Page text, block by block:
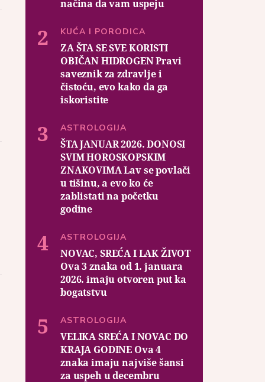
načina da vam uspeju
KUĆA I PORODICA
ZA ŠTA SE SVE KORISTI
OBIČAN HIDROGEN Pravi
saveznik za zdravlje i
čistoću, evo kako da ga
iskoristite
ASTROLOGIJA
ŠTA JANUAR 2026. DONOSI
SVIM HOROSKOPSKIM
ZNAKOVIMA Lav se povlači
u tišinu, a evo ko će
zablistati na početku
godine
ASTROLOGIJA
NOVAC, SREĆA I LAK ŽIVOT
Ova 3 znaka od 1. januara
2026. imaju otvoren put ka
bogatstvu
ASTROLOGIJA
VELIKA SREĆA I NOVAC DO
KRAJA GODINE Ova 4
znaka imaju najviše šansi
za uspeh u decembru